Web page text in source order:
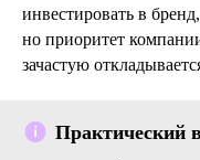
инвестировать в
но приоритет
зачастую
Практический